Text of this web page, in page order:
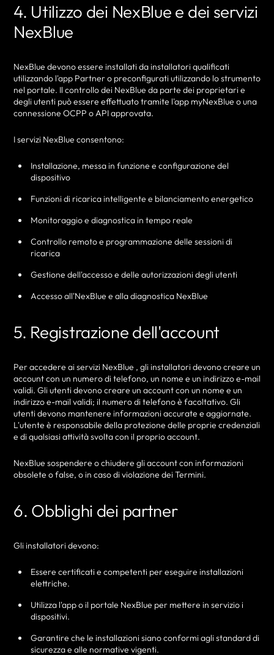
4. Utilizzo dei NexBlue e dei servizi
NexBlue
NexBlue devono essere installati da installatori qualificati
utilizzando l'app Partner o preconfigurati utilizzando lo strumento
nel portale. Il controllo dei NexBlue da parte dei proprietari e
degli utenti può essere effettuato tramite l'app myNexBlue o una
connessione OCPP o API approvata.
I servizi NexBlue consentono:
Installazione, messa in funzione e configurazione del
dispositivo
Funzioni di ricarica intelligente e bilanciamento energetico
Monitoraggio e diagnostica in tempo reale
Controllo remoto e programmazione delle sessioni di
ricarica
Gestione dell'accesso e delle autorizzazioni degli utenti
Accesso all'NexBlue e alla diagnostica NexBlue
5. Registrazione dell'account
Per accedere ai servizi NexBlue , gli installatori devono creare un
account con un numero di telefono, un nome e un indirizzo e-mail
validi. Gli utenti devono creare un account con un nome e un
indirizzo e-mail validi; il numero di telefono è facoltativo. Gli
utenti devono mantenere informazioni accurate e aggiornate.
L'utente è responsabile della protezione delle proprie credenziali
e di qualsiasi attività svolta con il proprio account.
NexBlue sospendere o chiudere gli account con informazioni
obsolete o false, o in caso di violazione dei Termini.
6. Obblighi dei partner
Gli installatori devono:
Essere certificati e competenti per eseguire installazioni
elettriche.
Utilizza l'app o il portale NexBlue per mettere in servizio i
dispositivi.
Garantire che le installazioni siano conformi agli standard di
sicurezza e alle normative vigenti.